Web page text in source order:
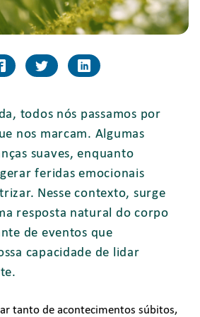
todos nós passamos por
nos marcam. Algumas
suaves, enquanto
feridas emocionais
Nesse contexto, surge
resposta natural do corpo
de eventos que
capacidade de lidar
tanto de acontecimentos súbitos,